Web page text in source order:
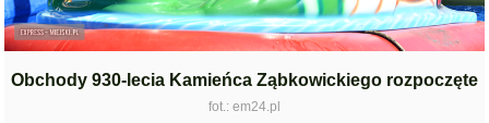
Obchody 930-lecia Kamieńca Ząbkowickiego rozpoczęte
fot.: em24.pl